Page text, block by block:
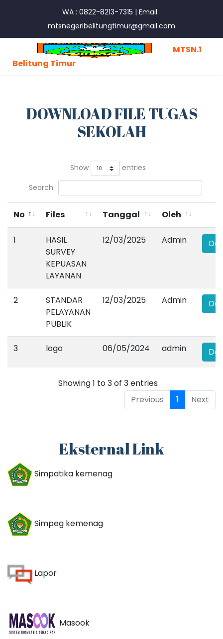
WA : 0822-8213-7315 | Email :
mtsnegeribelitungtimur@gmail.com
MTSN.1
Belitung Timur
DOWNLOAD FILE TUGAS
SEKOLAH
Show
entries
Search:
No Files Tanggal Oleh
1
HASIL
SURVEY
KEPUASAN
LAYANAN
12/03/2025 Admin
2
STANDAR
PELAYANAN
PUBLIK
12/03/2025 Admin
3 logo 06/05/2024 admin
Showing 1 to 3 of 3 entries
Previous
1 Next
Eksternal Link
Simpatika kemenag
Simpeg kemenag
Lapor
Masook